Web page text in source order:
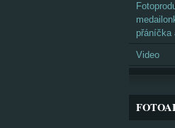
přáníčka
Video